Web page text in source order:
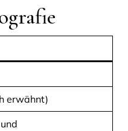
erwähnt)